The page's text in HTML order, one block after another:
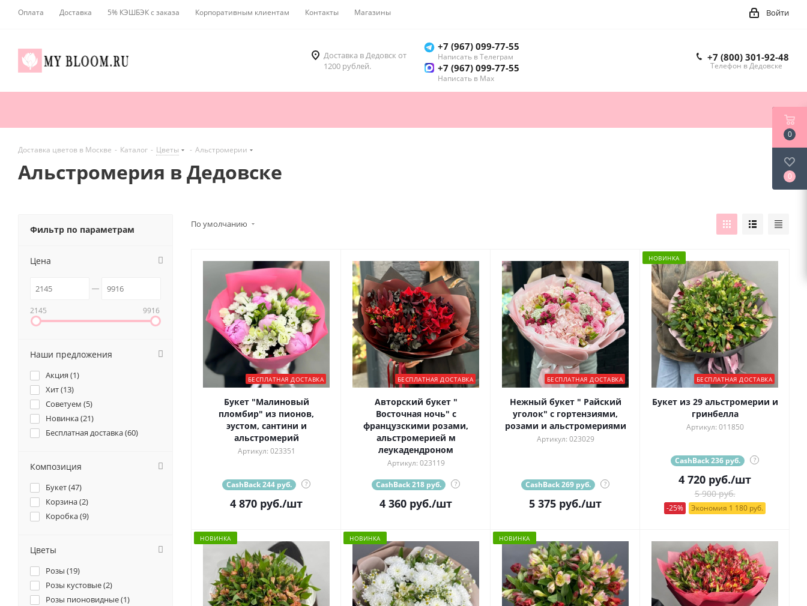
Оплата Доставка 5% КЭШБЭК с заказа Корпоративным клиентам Контакты Магазины Войти
Доставка в Дедовск от
1200 рублей.
+7 (967) 099-77-55
Написать в Телеграм
+7 (967) 099-77-55
Написать в Мах
+7 (800) 301-92-48
Телефон в Дедовске
Доставка цветов в Москве - Каталог - Цветы - Альстромерии
Альстромерия в Дедовске
По умолчанию
БЕСПЛАТНАЯ ДОСТАВКА
Букет "Малиновый
пломбир" из пионов,
эустом, сантини и
альстромерий
Артикул: 023351
CashBack 244 руб. ?
4 870 руб./шт
БЕСПЛАТНАЯ ДОСТАВКА
Авторский букет "
Восточная ночь" с
французскими розами,
альстромерией м
леукадендроном
Артикул: 023119
CashBack 218 руб. ?
4 360 руб./шт
БЕСПЛАТНАЯ ДОСТАВКА
Нежный букет " Райский
уголок" с гортензиями,
розами и альстромериями
Артикул: 023029
CashBack 269 руб. ?
5 375 руб./шт
НОВИНКА
БЕСПЛАТНАЯ ДОСТАВКА
Букет из 29 альстромерии и
гринбелла
Артикул: 011850
CashBack 236 руб. ?
4 720 руб./шт
5 900 руб.
-25% Экономия 1 180 руб.
НОВИНКА НОВИНКА НОВИНКА
Фильтр по параметрам
Цена
2145 9916
Наши предложения
Акция (1)
Хит (13)
Советуем (5)
Новинка (21)
Бесплатная доставка (60)
Композиция
Букет (47)
Корзина (2)
Коробка (9)
Цветы
Розы (19)
Розы кустовые (2)
Розы пионовидные (1)
0
0